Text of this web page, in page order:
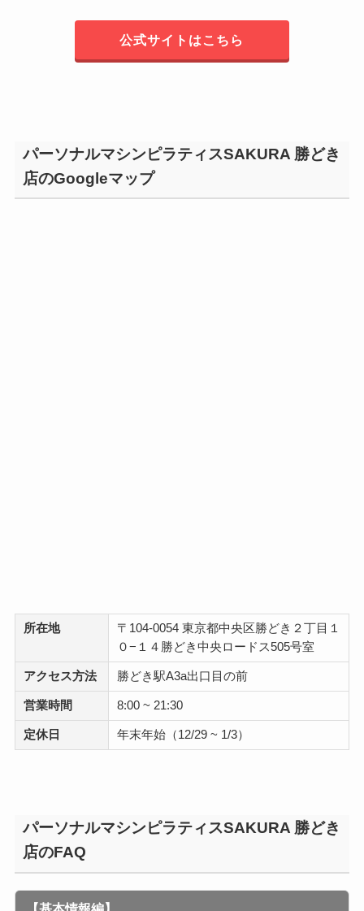
公式サイトはこちら
パーソナルマシンピラティスSAKURA 勝どき
店のGoogleマップ
所在地
〒104-0054 東京都中央区勝どき２丁目１
０−１４勝どき中央ロードス505号室
アクセス方法 勝どき駅A3a出口目の前
営業時間 8:00 ~ 21:30
定休日 年末年始（12/29 ~ 1/3）
パーソナルマシンピラティスSAKURA 勝どき
店のFAQ